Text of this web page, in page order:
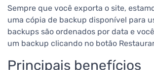
Sempre que você exporta o site,
uma cópia de backup disponível para
backups são ordenados por data e
um backup clicando no botão
Principais benefícios